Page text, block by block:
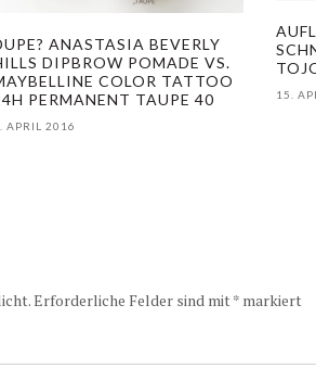
ANASTASIA BEVERLY
DIPBROW POMADE VS.
COLOR TATTOO
PERMANENT TAUPE 40
APRIL 2016
15.
Erforderliche Felder sind mit* markiert